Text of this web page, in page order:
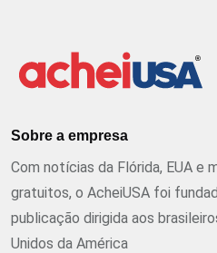
Sobre a empresa
Com notícias da Flórida, EUA e
gratuitos, o AcheiUSA foi
publicação dirigida aos
Unidos da América